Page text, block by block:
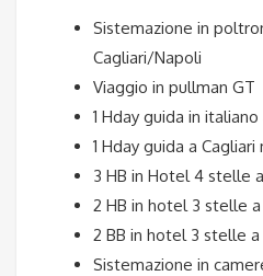
Sistemazione in
Cagliari/Napoli
Viaggio in pullman GT
1 Hday guida in
1 Hday guida a
3 HB in Hotel 4 stelle
2 HB in hotel 3 stelle
2 BB in hotel 3 stelle
Sistemazione in